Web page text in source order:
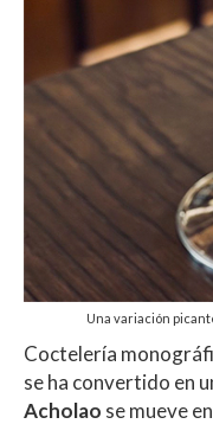
Una variación
Coctelería
se ha convertido en
Acholao se mueve